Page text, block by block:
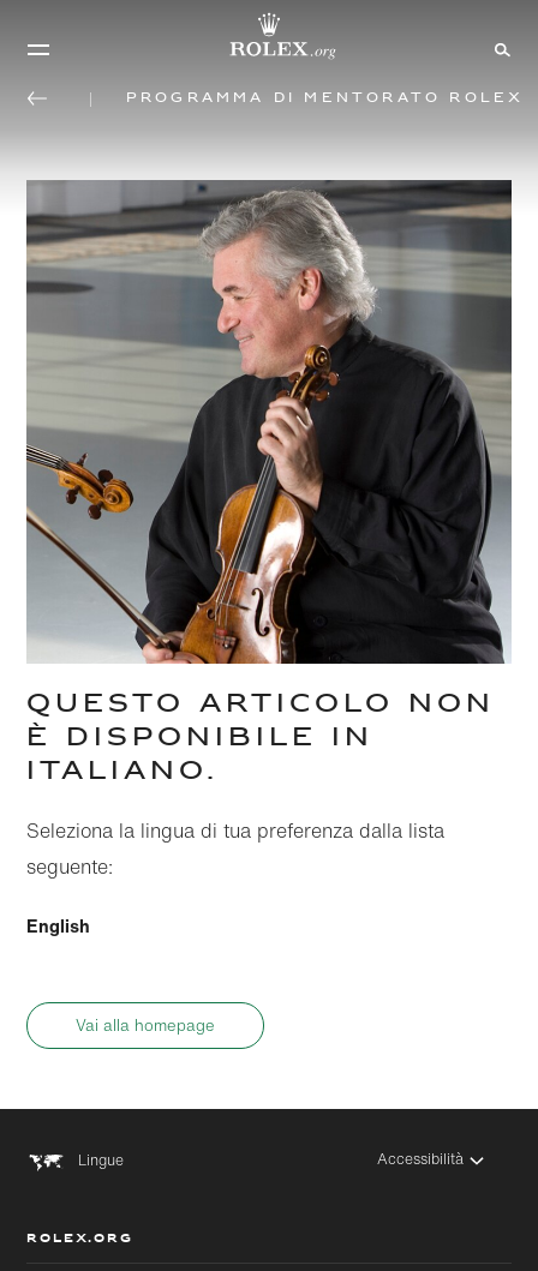
Programma di mentorato Rolex
QUESTO ARTICOLO NON
È DISPONIBILE IN
ITALIANO.
Seleziona la lingua di tua preferenza dalla lista
seguente:
English
Vai alla homepage
Lingue Accessibilità
ROLEX.ORG